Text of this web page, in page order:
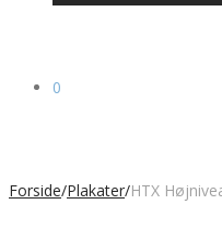
0
Forside/Plakater/HTX